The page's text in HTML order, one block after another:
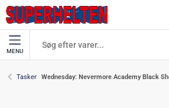
MENU
Tasker Wednesday: Nevermore Academy Black